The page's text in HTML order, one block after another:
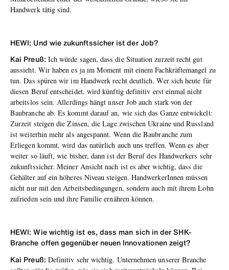
Handwerk tätig sind.
HEWI: Und wie zukunftssicher ist der Job?
Kai Preuß: Ich würde sagen, dass die Situation zurzeit recht gut
aussieht. Wir haben es ja im Moment mit einem Fachkräftemangel zu
tun. Das spüren wir im Handwerk recht deutlich. Wer sich heute für
diesen Beruf entscheidet, wird künftig definitiv erst einmal nicht
arbeitslos sein. Allerdings hängt unser Job auch stark von der
Baubranche ab. Es kommt darauf an, wie sich das Ganze entwickelt:
Zurzeit steigen die Zinsen, die Lage zwischen Ukraine und Russland
ist weiterhin mehr als angespannt. Wenn die Baubranche zum
Erliegen kommt, wird das natürlich auch uns treffen. Wenn es aber
weiter so läuft, wie bisher, dann ist der Beruf des Handwerkers sehr
zukunftssicher. Meiner Ansicht nach ist es aber wichtig, dass die
Gehälter auf ein höheres Niveau steigen. HandwerkerInnen müssen
nicht nur mit den Arbeitsbedingungen, sondern auch mit ihrem Lohn
zufrieden sein und ihre Familie ernähren können.
HEWI: Wie wichtig ist es, dass man sich in der SHK-
Branche offen gegenüber neuen Innovationen zeigt?
Kai Preuß: Definitiv sehr wichtig. Unternehmen unserer Branche